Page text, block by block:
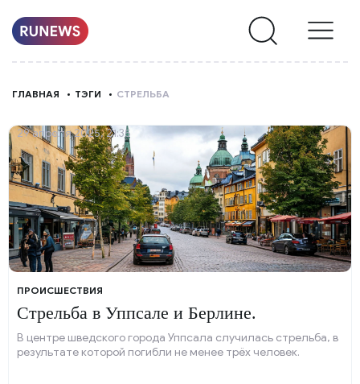
О
НАС
ГЛАВНАЯ ТЭГИ СТРЕЛЬБА
ПРОИСШЕСТВИЯ
Стрельба в Уппсале и Берлине.
В центре шведского города Уппсала случилась стрельба, в
результате которой погибли не менее трёх человек.
29 апреля 2025, 21:35